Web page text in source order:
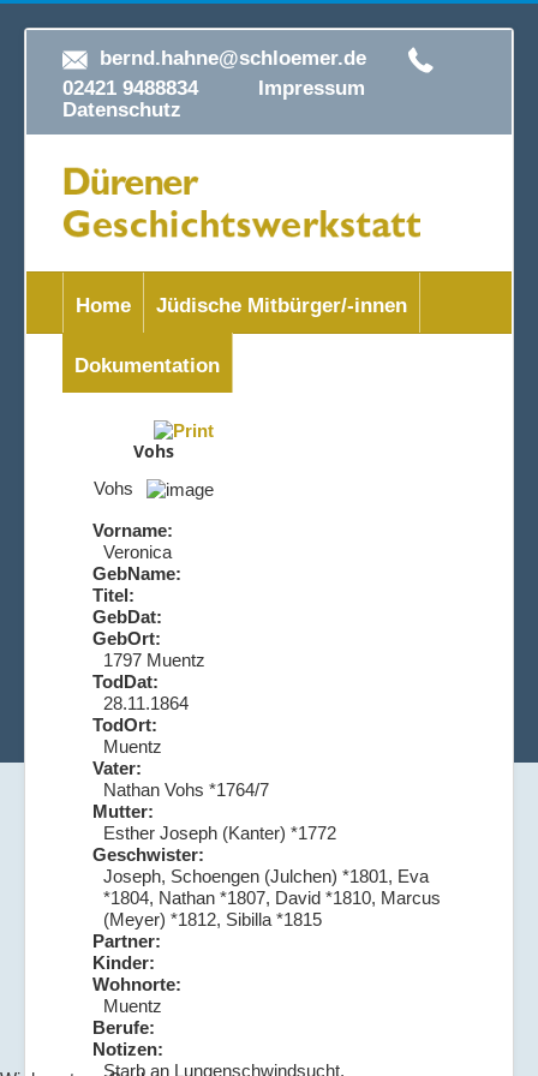
bernd.hahne@schloemer.de
02421 9488834 Impressum
Datenschutz
Home Jüdische Mitbürger/-innen
Dokumentation
Vohs
Vohs
Vorname:
Veronica
GebName:
Titel:
GebDat:
GebOrt:
1797 Muentz
TodDat:
28.11.1864
TodOrt:
Muentz
Vater:
Nathan Vohs *1764/7
Mutter:
Esther Joseph (Kanter) *1772
Geschwister:
Joseph, Schoengen (Julchen) *1801, Eva
*1804, Nathan *1807, David *1810, Marcus
(Meyer) *1812, Sibilla *1815
Partner:
Kinder:
Wohnorte:
Muentz
Berufe:
Notizen:
Starb an Lungenschwindsucht.